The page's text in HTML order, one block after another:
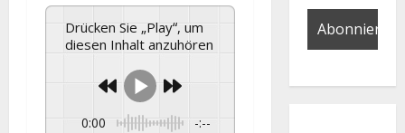
Drücken Sie „Play“, um
diesen Inhalt anzuhören
0:00 -:--